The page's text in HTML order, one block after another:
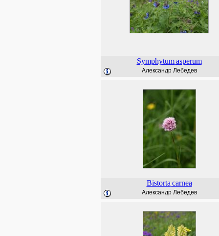
Symphytum asperum
Александр Лебедев
Bistorta carnea
Александр Лебедев